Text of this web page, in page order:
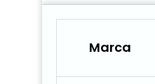
Marca